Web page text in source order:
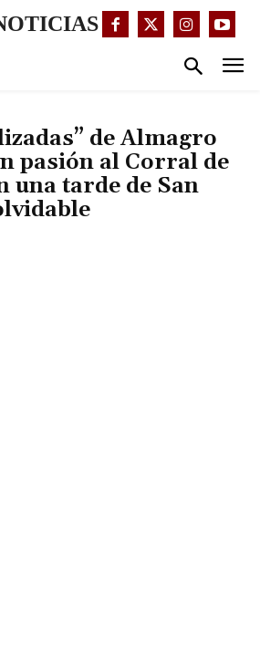
de Almagro
pasión al Corral de
una tarde de San